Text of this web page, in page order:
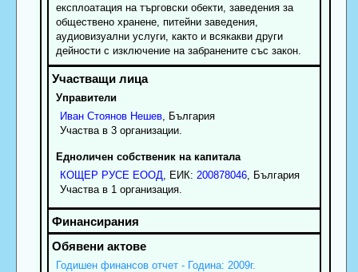
експлоатация на търговски обекти, заведения за
обществено хранене, питейни заведения,
аудиовизуални услуги, както и всякакви други
дейности с изключение на забранените със закон.
Управители
Иван Стоянов Нешев, България
Участва в 3 организации.
Едноличен собственик на капитала
КОЩЕР РУСЕ ЕООД
, ЕИК: 200878046, България
Участва в 1 организация.
Годишен финансов отчет - Година: 2009г.